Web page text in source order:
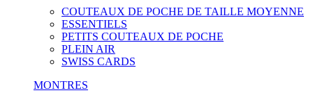
COUTEAUX DE POCHE DE TAILLE MOYENNE
ESSENTIELS
PETITS COUTEAUX DE POCHE
PLEIN AIR
SWISS CARDS
MONTRES